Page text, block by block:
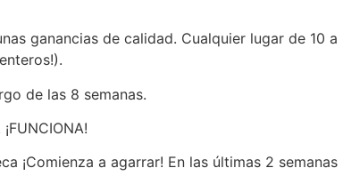
ganancias de calidad. Cualquier lugar de 10
de las 8 semanas.
¡Comienza a agarrar! En las últimas 2